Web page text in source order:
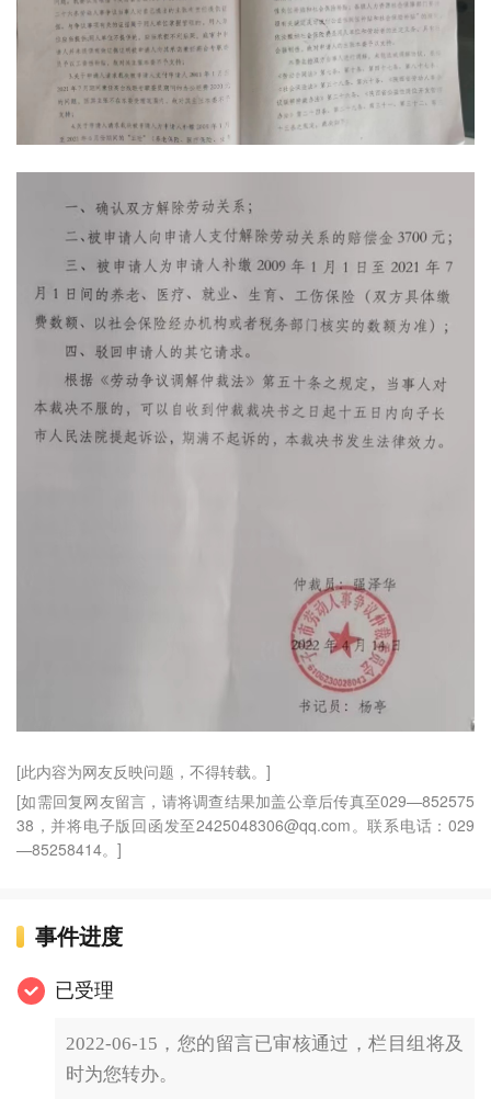
[此内容为网友反映问题，不得转载。]
[如需回复网友留言，请将调查结果加盖公章后传真至029—852575
38，并将电子版回函发至2425048306@qq.com。联系电话：029
—85258414。]
事件进度
已受理
2022-06-15，您的留言已审核通过，栏目组将及
时为您转办。